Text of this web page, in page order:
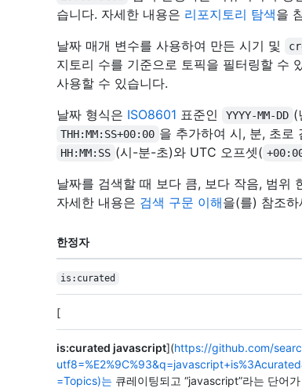
습니다. 자세한 내용은 리포지토리 탐색을
날짜 매개 변수를 사용하여 만든 시기 및
지토리 수를 기준으로 토픽을 필터링할 수
사용할 수 있습니다.
날짜 형식은 ISO8601 표준인 YYYY-MM-DD (
THH:MM:SS+00:00 을 추가하여 시, 분, 초로
HH:MM:SS (시-분-초)와 UTC 오프셋(
날짜를 검색할 때 보다 큼, 보다 작음, 범위
자세한 내용은 검색 구문 이해을(를) 참조하
한정자
is:curated
[
is:curated javascript](https://github.com/
=Topics)는 큐레이팅되고 “javascript”라는 단어